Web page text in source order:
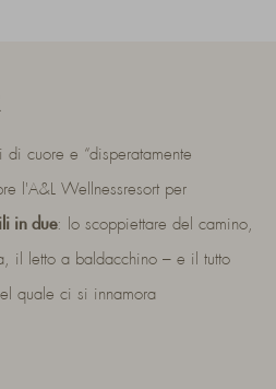
cuore e “disperatamente
l'A&L Wellnessresort per
in due: lo scoppiettare del camino,
il letto a baldacchino – e il tutto
quale ci si innamora